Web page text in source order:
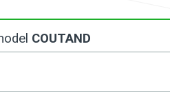
COUTAND